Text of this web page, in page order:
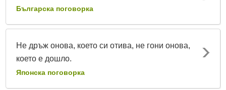
Българска поговорка
Не дръж онова, което си отива, не гони онова,
което е дошло.
Японска поговорка